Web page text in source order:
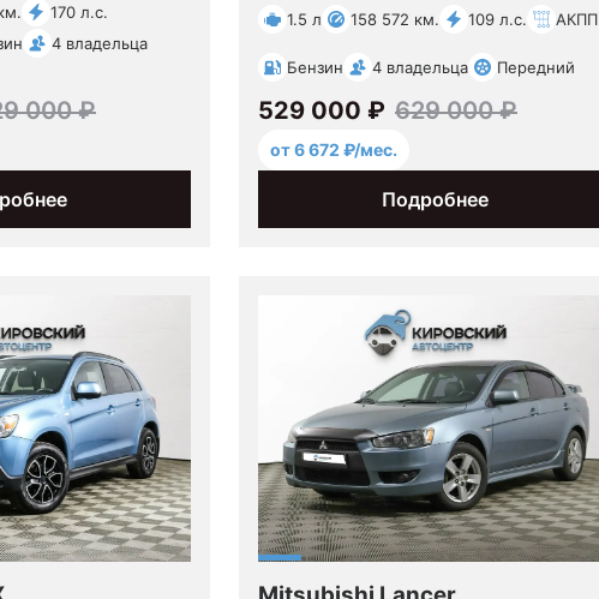
170 л.с.
4 владельца
000 ₽
1.5 л 158 572 км. 109 л.с. АКПП
Бензин 4 владельца Передний
Подробнее
529 000 ₽ 629 000 ₽
от 6 672 ₽/мес.